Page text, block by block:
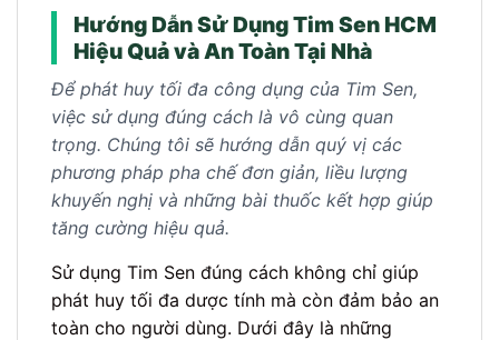
Hướng Dẫn Sử Dụng Tim Sen HCM
Hiệu Quả và An Toàn Tại Nhà
Để phát huy tối đa công dụng của Tim Sen,
việc sử dụng đúng cách là vô cùng quan
trọng. Chúng tôi sẽ hướng dẫn quý vị các
phương pháp pha chế đơn giản, liều lượng
khuyến nghị và những bài thuốc kết hợp giúp
tăng cường hiệu quả.
Sử dụng Tim Sen đúng cách không chỉ giúp
phát huy tối đa dược tính mà còn đảm bảo an
toàn cho người dùng. Dưới đây là những